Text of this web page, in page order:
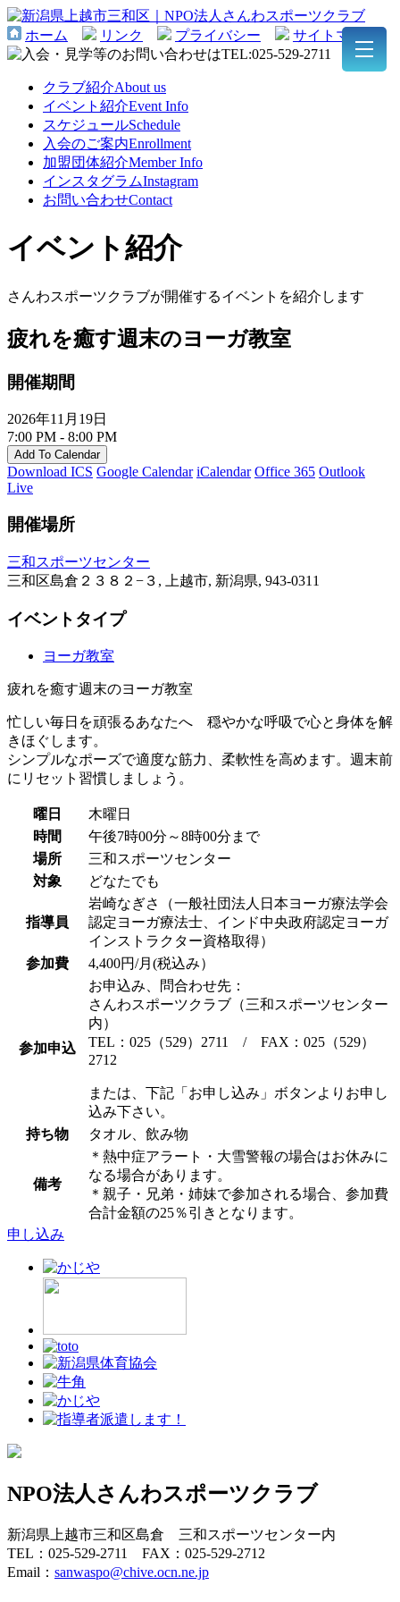
ホーム リンク プライバシー サイトマップ
クラブ紹介About us
イベント紹介Event Info
スケジュールSchedule
入会のご案内Enrollment
加盟団体紹介Member Info
インスタグラムInstagram
お問い合わせContact
イベント紹介
さんわスポーツクラブが開催するイベントを紹介します
疲れを癒す週末のヨーガ教室
開催期間
2026年11月19日
7:00 PM - 8:00 PM
Add To Calendar
Download ICS Google Calendar iCalendar Office 365 Outlook
Live
開催場所
三和スポーツセンター
三和区島倉２３８２−３, 上越市, 新潟県, 943-0311
イベントタイプ
ヨーガ教室
疲れを癒す週末のヨーガ教室
忙しい毎日を頑張るあなたへ 穏やかな呼吸で心と身体を解
きほぐします。
シンプルなポーズで適度な筋力、柔軟性を高めます。週末前
にリセット習慣しましょう。
曜日
木曜日
時間
午後7時00分～8時00分まで
場所
三和スポーツセンター
対象
どなたでも
指導員
岩崎なぎさ（一般社団法人日本ヨーガ療法学会
認定ヨーガ療法士、インド中央政府認定ヨーガ
インストラクター資格取得）
参加費
4,400円/月(税込み）
参加申込
お申込み、問合わせ先：
さんわスポーツクラブ（三和スポーツセンター
内）
TEL：025（529）2711 / FAX：025（529）
2712
または、下記「お申し込み」ボタンよりお申し
込み下さい。
持ち物
タオル、飲み物
備考
＊熱中症アラート・大雪警報の場合はお休みに
なる場合があります。
＊親子・兄弟・姉妹で参加される場合、参加費
合計金額の25％引きとなります。
申し込み
NPO法人さんわスポーツクラブ
新潟県上越市三和区島倉 三和スポーツセンター内
TEL：025-529-2711 FAX：025-529-2712
Email： sanwaspo@chive.ocn.ne.jp